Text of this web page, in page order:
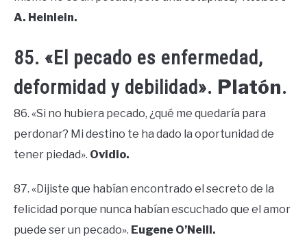
A. Heinlein.
85. «El pecado es enfermedad,
deformidad y debilidad». Platón.
86. «Si no hubiera pecado, ¿qué me quedaría para
perdonar? Mi destino te ha dado la oportunidad de
tener piedad». Ovidio.
87. «Dijiste que habían encontrado el secreto de la
felicidad porque nunca habían escuchado que el amor
puede ser un pecado». Eugene O’Neill.